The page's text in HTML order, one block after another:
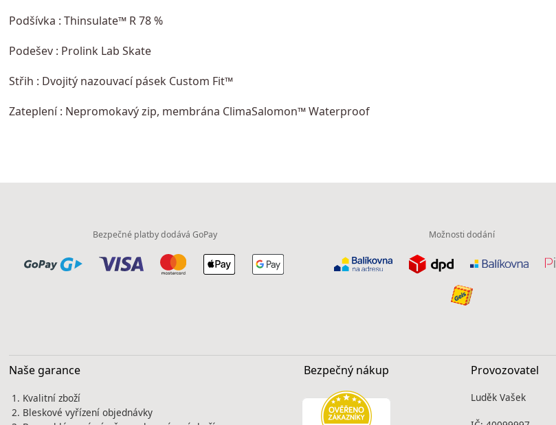
Podšívka : Thinsulate™ R 78 %
Podešev : Prolink Lab Skate
Střih : Dvojitý nazouvací pásek Custom Fit™
Zateplení : Nepromokavý zip, membrána ClimaSalomon™ Waterproof
Bezpečné platby dodává GoPay Možnosti dodání
Naše garance
Kvalitní zboží
Bleskové vyřízení objednávky
Bezpečný nákup Provozovatel
Luděk Vašek